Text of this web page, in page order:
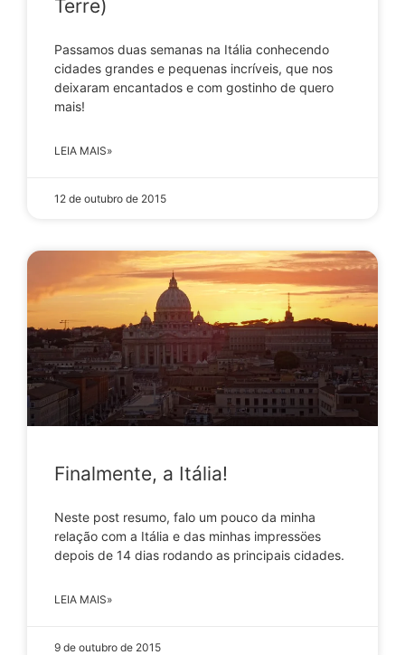
Terre)
Passamos duas semanas na Itália conhecendo
cidades grandes e pequenas incríveis, que nos
deixaram encantados e com gostinho de quero
mais!
LEIA MAIS»
12 de outubro de 2015
Finalmente, a Itália!
Neste post resumo, falo um pouco da minha
relação com a Itália e das minhas impressöes
depois de 14 dias rodando as principais cidades.
LEIA MAIS»
9 de outubro de 2015